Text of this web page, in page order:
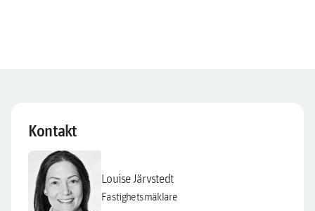
Kontakt
Louise Järvstedt
Fastighetsmäklare